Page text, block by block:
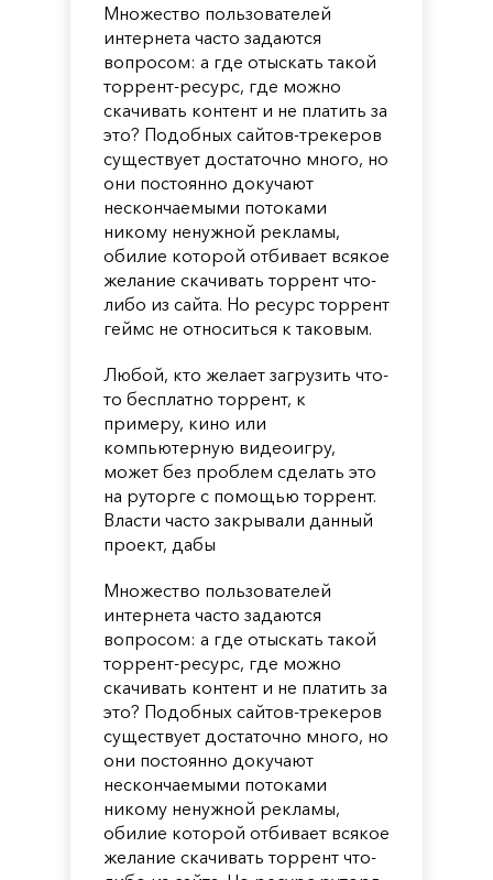
Множество пользователей
интернета часто задаются
вопросом: а где отыскать такой
торрент-ресурс, где можно
скачивать контент и не платить за
это? Подобных сайтов-трекеров
существует достаточно много, но
они постоянно докучают
нескончаемыми потоками
никому ненужной рекламы,
обилие которой отбивает всякое
желание скачивать торрент что-
либо из сайта. Но ресурс торрент
геймс не относиться к таковым.
Любой, кто желает загрузить что-
то бесплатно торрент, к
примеру, кино или
компьютерную видеоигру,
может без проблем сделать это
на руторге с помощью торрент.
Власти часто закрывали данный
проект, дабы
Множество пользователей
интернета часто задаются
вопросом: а где отыскать такой
торрент-ресурс, где можно
скачивать контент и не платить за
это? Подобных сайтов-трекеров
существует достаточно много, но
они постоянно докучают
нескончаемыми потоками
никому ненужной рекламы,
обилие которой отбивает всякое
желание скачивать торрент что-